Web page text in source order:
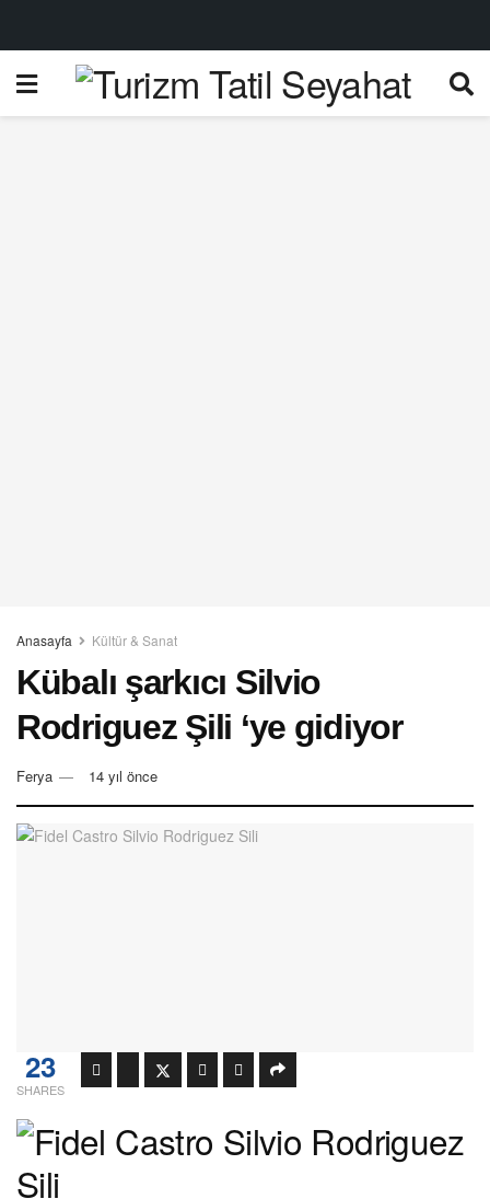
Anasayfa Kültür & Sanat
Kübalı şarkıcı Silvio
Rodriguez Şili ‘ye gidiyor
Ferya 14 yıl önce
23
SHARES